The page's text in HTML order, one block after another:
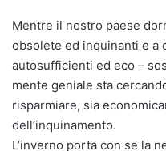
Mentre il nostro paese
obsolete ed inquinanti e a
autosufficienti ed eco –
mente geniale sta
risparmiare, sia
dell’inquinamento.
L’inverno porta con se la